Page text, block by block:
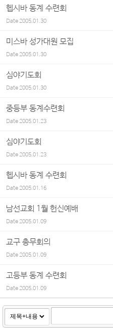
헵시바 동계 수련회
Date2005.01.30
미스바 성가대원 모집
Date2005.01.30
심야기도회
Date2005.01.30
중등부 동계수련회
Date2005.01.23
심야기도회
Date2005.01.23
헵시바 동계 수련회
Date2005.01.16
남선교회 1월 헌신예배
Date2005.01.09
교구 총무회의
Date2005.01.09
고등부 동계 수련회
Date2005.01.09